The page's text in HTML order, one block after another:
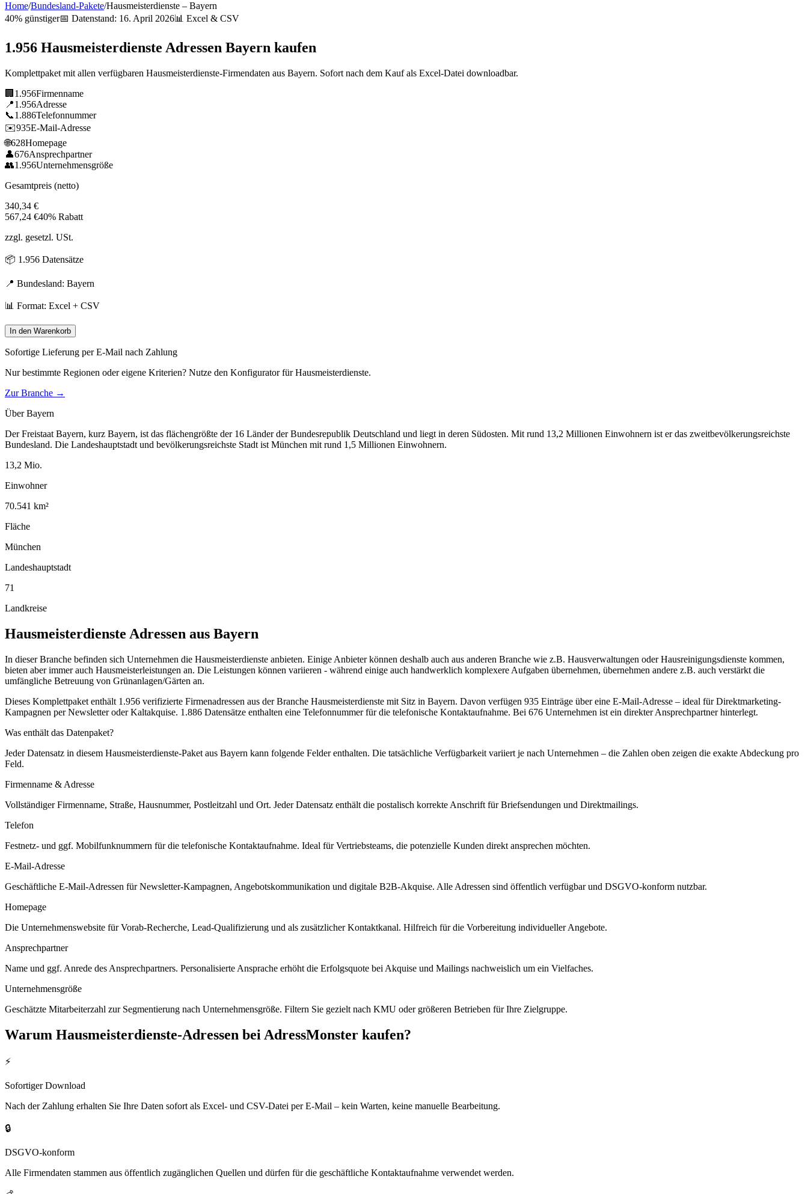
Home/Bundesland-Pakete/Hausmeisterdienste – Bayern
40% günstiger📅 Datenstand: 16. April 2026📊 Excel & CSV
1.956 Hausmeisterdienste Adressen Bayern kaufen
Komplettpaket mit allen verfügbaren Hausmeisterdienste-Firmendaten aus Bayern. Sofort nach dem Kauf als Excel-Datei downloadbar.
🏢 1.956Firmenname
📍1.956Adresse
📞1.886Telefonnummer
✉️935E-Mail-Adresse
🌐628Homepage
👤676Ansprechpartner
👥1.956Unternehmensgröße
Gesamtpreis (netto)
340,34 €
567,24 €40% Rabatt
zzgl. gesetzl. USt.
📦 1.956 Datensätze
📍 Bundesland: Bayern
📊 Format: Excel + CSV
In den Warenkorb
Sofortige Lieferung per E-Mail nach Zahlung
Nur bestimmte Regionen oder eigene Kriterien? Nutze den Konfigurator fürHausmeisterdienste.
Zur Branche →
ÜberBayern
Der Freistaat Bayern, kurz Bayern, ist das flächengrößte der 16 Länder der Bundesrepublik Deutschland und liegt in deren Südosten. Mit rund 13,2 Millionen Einwohnern ist er das zweitbevölkerungsreichste
Bundesland. Die Landeshauptstadt und bevölkerungsreichste Stadt ist München mit rund 1,5 Millionen Einwohnern.
13,2 Mio.
Einwohner
70.541 km²
Fläche
München
Landeshauptstadt
71
Landkreise
Hausmeisterdienste Adressen aus Bayern
In dieser Branche befinden sich Unternehmen die Hausmeisterdienste anbieten. Einige Anbieter können deshalb auch aus anderen Branche wie z.B. Hausverwaltungen oder Hausreinigungsdienste kommen,
bieten aber immer auch Hausmeisterleistungen an. Die Leistungen können variieren - während einige auch handwerklich komplexere Aufgaben übernehmen, übernehmen andere z.B. auch verstärkt die
umfängliche Betreuung von Grünanlagen/Gärten an.
Dieses Komplettpaket enthält 1.956 verifizierte Firmenadressen aus der Branche Hausmeisterdienste mit Sitz in Bayern. Davon verfügen 935 Einträge über eine E-Mail-Adresse – ideal für Direktmarketing-
Kampagnen per Newsletter oder Kaltakquise. 1.886 Datensätze enthalten eine Telefonnummer für die telefonische Kontaktaufnahme. Bei 676 Unternehmen ist ein direkter Ansprechpartner hinterlegt.
Was enthält das Datenpaket?
Jeder Datensatz in diesem Hausmeisterdienste-Paket aus Bayern kann folgende Felder enthalten. Die tatsächliche Verfügbarkeit variiert je nach Unternehmen – die Zahlen oben zeigen die exakte Abdeckung pro
Feld.
Firmenname & Adresse
Vollständiger Firmenname, Straße, Hausnummer, Postleitzahl und Ort. Jeder Datensatz enthält die postalisch korrekte Anschrift für Briefsendungen und Direktmailings.
Telefon
Festnetz- und ggf. Mobilfunknummern für die telefonische Kontaktaufnahme. Ideal für Vertriebsteams, die potenzielle Kunden direkt ansprechen möchten.
E-Mail-Adresse
Geschäftliche E-Mail-Adressen für Newsletter-Kampagnen, Angebotskommunikation und digitale B2B-Akquise. Alle Adressen sind öffentlich verfügbar und DSGVO-konform nutzbar.
Homepage
Die Unternehmenswebsite für Vorab-Recherche, Lead-Qualifizierung und als zusätzlicher Kontaktkanal. Hilfreich für die Vorbereitung individueller Angebote.
Ansprechpartner
Name und ggf. Anrede des Ansprechpartners. Personalisierte Ansprache erhöht die Erfolgsquote bei Akquise und Mailings nachweislich um ein Vielfaches.
Unternehmensgröße
Geschätzte Mitarbeiterzahl zur Segmentierung nach Unternehmensgröße. Filtern Sie gezielt nach KMU oder größeren Betrieben für Ihre Zielgruppe.
Warum Hausmeisterdienste-Adressen bei AdressMonster kaufen?
⚡
Sofortiger Download
Nach der Zahlung erhalten Sie Ihre Daten sofort als Excel- und CSV-Datei per E-Mail – kein Warten, keine manuelle Bearbeitung.
🔒
DSGVO-konform
Alle Firmendaten stammen aus öffentlich zugänglichen Quellen und dürfen für die geschäftliche Kontaktaufnahme verwendet werden.